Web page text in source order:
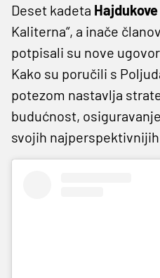
Deset kadeta Hajdukove
Kaliterna“, a inače
potpisali su nove
Kako su poručili s
potezom nastavlja
budućnost,
svojih